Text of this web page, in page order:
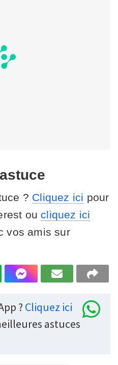
? Cliquez ici pour
ou cliquez ici
vos amis sur
? Cliquez ici
astuces